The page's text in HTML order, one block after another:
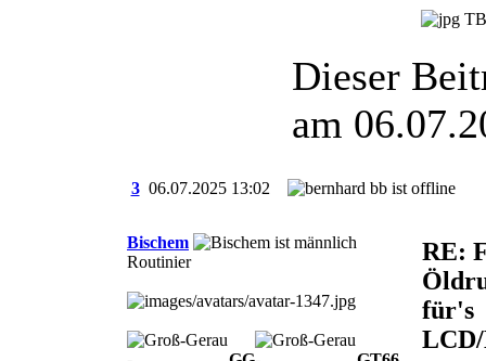
Dieser
am
3 06.07.2025 13:02
Bischem
Routinier
RE:
für's